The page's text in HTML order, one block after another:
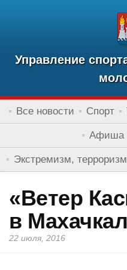
Управление
Все новости Спорт
Афиша
Экстремизм,
«Ветер
в
22 июля, 2016